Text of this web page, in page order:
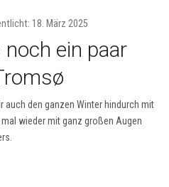
18. März 2025
ein paar
auch den ganzen Winter hindurch mit
wieder mit ganz großen Augen